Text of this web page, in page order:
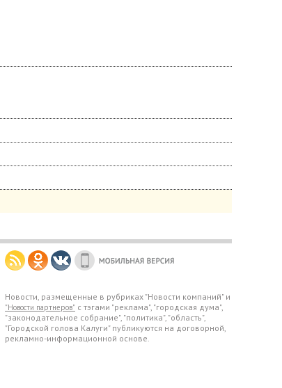
Новости, размещенные в рубриках "Новости компаний" и
"Новости партнеров" с тэгами "реклама", "городская дума",
"законодательное собрание", "политика", "область",
"Городской голова Калуги" публикуются на договорной,
рекламно-информационной основе.